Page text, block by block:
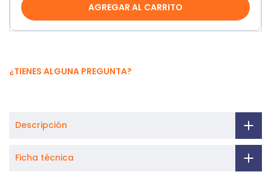
AGREGAR AL CARRITO
¿TIENES ALGUNA PREGUNTA?
Descripción
Ficha técnica